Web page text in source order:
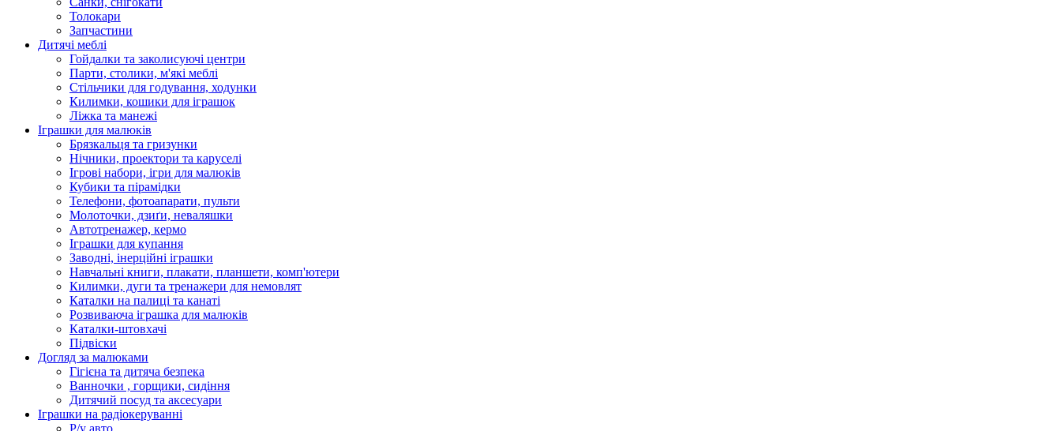
Толокари
Запчастини
Дитячі меблі
Гойдалки та заколисуючі центри
Парти, столики, м'які меблі
Стільчики для годування, ходунки
Килимки, кошики для іграшок
Ліжка та манежі
Іграшки для малюків
Брязкальця та гризунки
Нічники, проектори та каруселі
Ігрові набори, ігри для малюків
Кубики та пірамідки
Телефони, фотоапарати, пульти
Молоточки, дзиґи, неваляшки
Автотренажер, кермо
Іграшки для купання
Заводні, інерційні іграшки
Навчальні книги, плакати, планшети, комп'ютери
Килимки, дуги та тренажери для немовлят
Каталки на палиці та канаті
Розвиваюча іграшка для малюків
Каталки-штовхачі
Підвіски
Догляд за малюками
Гігієна та дитяча безпека
Ванночки , горщики, сидіння
Дитячий посуд та аксесуари
Іграшки на радіокеруванні
Р/у авто